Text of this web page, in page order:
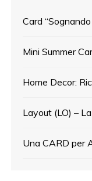
Card
Mini Summer
Home Decor:
Layout (LO) –
Una CARD per